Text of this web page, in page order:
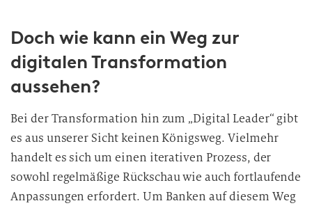
Doch wie kann ein Weg zur
digitalen Transformation
aussehen?
Bei der Transformation hin zum „Digital Leader“ gibt
es aus unserer Sicht keinen Königsweg. Vielmehr
handelt es sich um einen iterativen Prozess, der
sowohl regelmäßige Rückschau wie auch fortlaufende
Anpassungen erfordert. Um Banken auf diesem Weg